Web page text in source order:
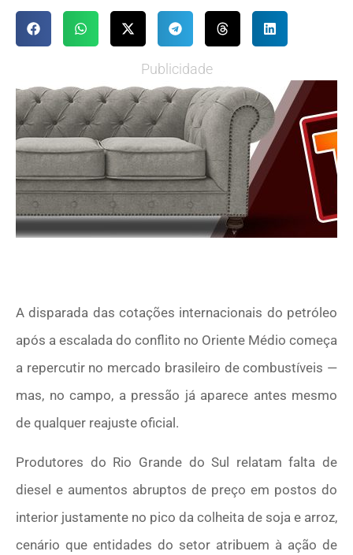
Publicidade
A disparada das cotações internacionais do petróleo
após a escalada do conflito no Oriente Médio começa
a repercutir no mercado brasileiro de combustíveis —
mas, no campo, a pressão já aparece antes mesmo
de qualquer reajuste oficial.
Produtores do Rio Grande do Sul relatam falta de
diesel e aumentos abruptos de preço em postos do
interior justamente no pico da colheita de soja e arroz,
cenário que entidades do setor atribuem à ação de